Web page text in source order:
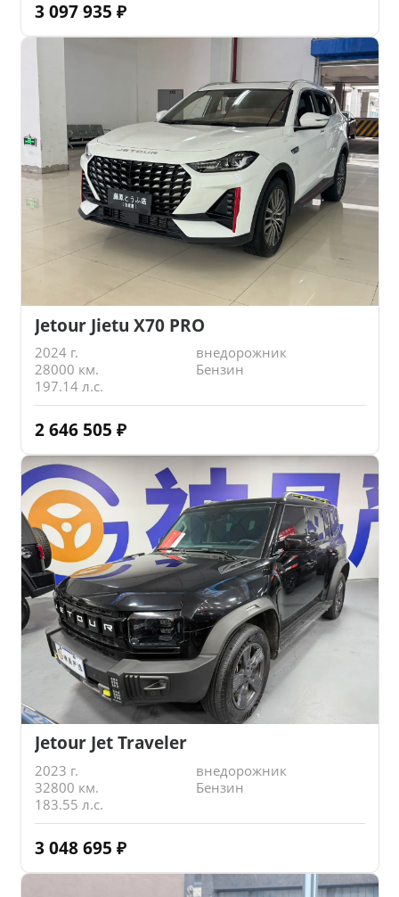
3 097 935 ₽
Jetour Jietu X70 PRO
2024 г.
внедорожник
28000 км.
Бензин
197.14 л.с.
2 646 505 ₽
Jetour Jet Traveler
2023 г.
внедорожник
32800 км.
Бензин
183.55 л.с.
3 048 695 ₽